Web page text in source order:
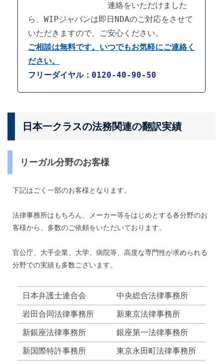
連絡をいただけました
ら、WIPジャパンは即日NDAのご対応をさせて
いただきますので、ご安心ください。
ご相談は無料です。いつでもお気軽にご連絡く
ださい。
フリーダイヤル：0120-40-90-50
日本一クラスの法務関連の翻訳実績
リーガル分野のお客様
下記はごく一部のお客様となります。
法律事務所はもちろん、メーカー等をはじめとする各分野のお
客様から、多数のご依頼をいただいております。
官公庁、大手企業、大学、病院等、高度な専門性が求められる
分野での実績も多数ございます。
日本弁護士連合会
中央総合法律事務所
岩田合同法律事務所
新東京法律事務所
新銀座法律事務所
銀座第一法律事務所
新国際特許事務所
東京永田町法律事務所